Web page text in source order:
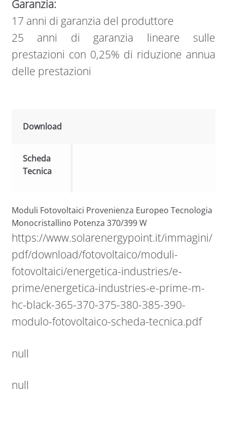
Garanzia:
17 anni di garanzia del produttore
25 anni di garanzia lineare sulle
prestazioni con 0,25% di riduzione annua
delle prestazioni
Download
Scheda
Tecnica
Moduli Fotovoltaici Provenienza Europeo Tecnologia
Monocristallino Potenza 370/399 W
https://www.solarenergypoint.it/immagini/
pdf/download/fotovoltaico/moduli-
fotovoltaici/energetica-industries/e-
prime/energetica-industries-e-prime-m-
hc-black-365-370-375-380-385-390-
modulo-fotovoltaico-scheda-tecnica.pdf
null
null